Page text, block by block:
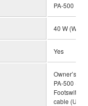
PA-500
40 W
Yes
Owner’s
PA-500
Footswitch,
cable (USB